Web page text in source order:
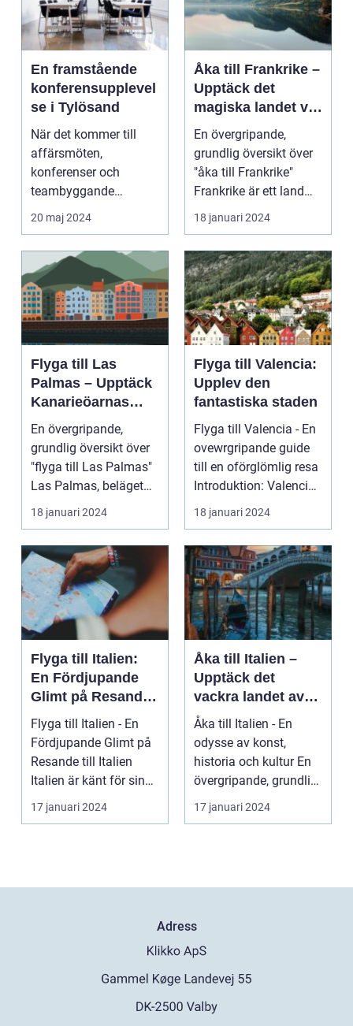
En framstående
konferensupplevel
se i Tylösand
När det kommer till
affärsmöten,
konferenser och
teambyggande
reträtter, är...
20 maj 2024
Åka till Frankrike –
Upptäck det
magiska landet vid
Eiffeltornet och
bortom
En övergripande,
grundlig översikt över
"åka till Frankrike"
Frankrike är ett land
som lockar besök...
18 januari 2024
Flyga till Las
Palmas – Upptäck
Kanarieöarnas
pärla
En övergripande,
grundlig översikt över
"flyga till Las Palmas"
Las Palmas, beläget
på ön Gran Cana...
18 januari 2024
Flyga till Valencia:
Upplev den
fantastiska staden
Flyga till Valencia - En
ovewrgripande guide
till en oförglömlig resa
Introduktion: Valencia,
beläg...
18 januari 2024
Flyga till Italien:
En Fördjupande
Glimt på Resande
till Italien
Flyga till Italien - En
Fördjupande Glimt på
Resande till Italien
Italien är känt för sina
fantasti...
17 januari 2024
Åka till Italien –
Upptäck det
vackra landet av
konst, historia och
kultur
Åka till Italien - En
odysse av konst,
historia och kultur En
övergripande, grundlig
översikt över...
17 januari 2024
Adress